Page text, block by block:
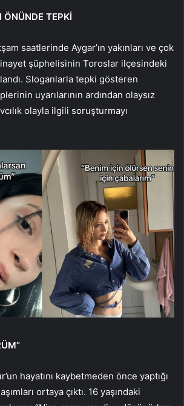
ÖNÜNDE TEPKİ
saatlerinde Aygar’ın yakınları ve çok
şüphelisinin Toroslar ilçesindeki
Sloganlarla tepki gösteren
uyarılarının ardından olaysız
olayla ilgili soruşturmayı
hayatını kaybetmeden önce yaptığı
ortaya çıktı. 16 yaşındaki